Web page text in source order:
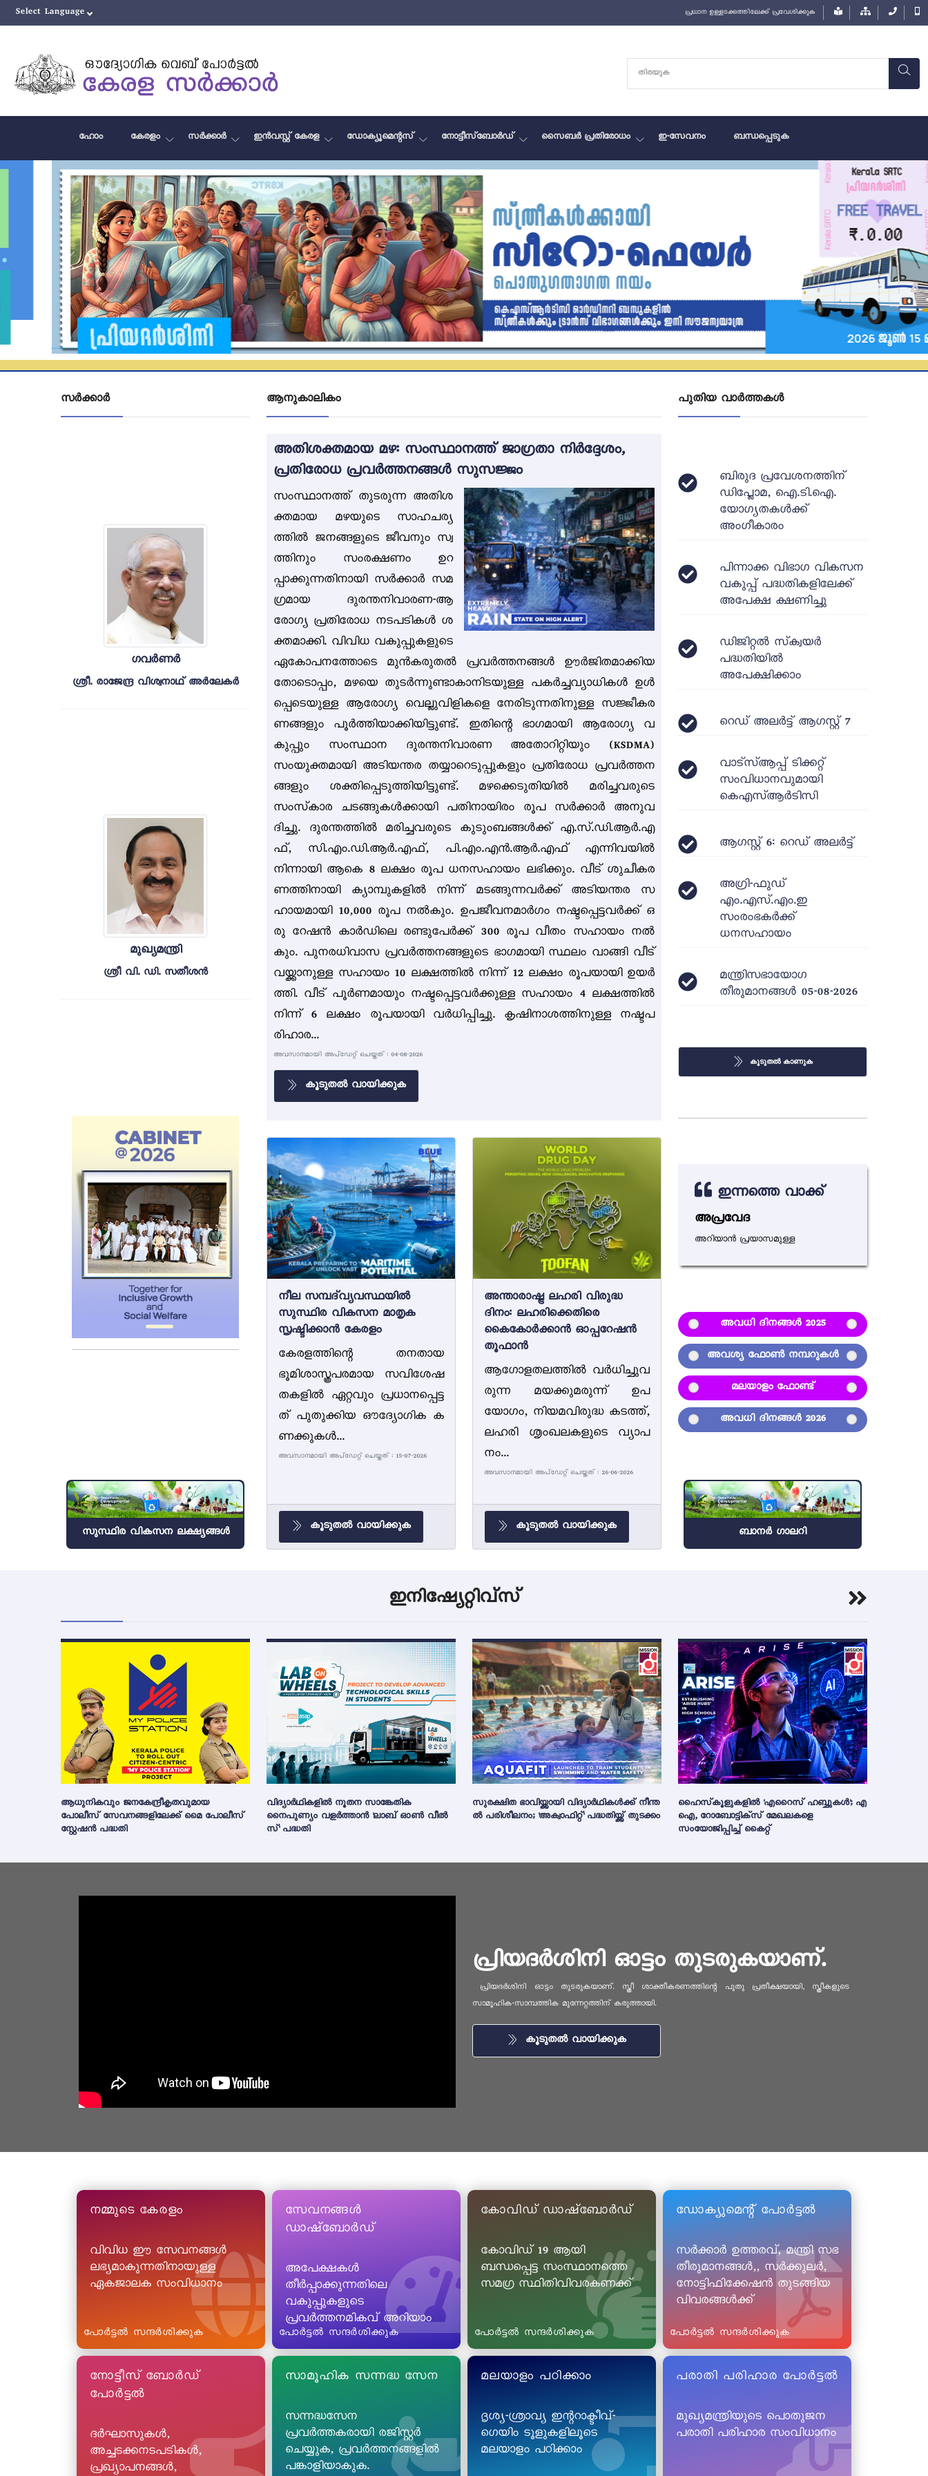
പ്രധാന ഉള്ളടക്കത്തിലേക്ക് പ്രവേശിക്കുക
ഹോം കേരളം സർക്കാർ ഇൻവസ്റ്റ് കേരള ഡോക്യൂമെന്റസ് നോട്ടീസ്‌ബോർഡ് സൈബർ പ്രതിരോധം ഇ-സേവനം ബന്ധപ്പെടുക
Previous Next
സർക്കാർ
ഗവർണർ
ശ്രീ. രാജേന്ദ്ര വിശ്വനാഥ് അർലേകർ
മുഖ്യമന്ത്രി
ശ്രീ വി. ഡി. സതീശൻ
സുസ്ഥിര വികസന ലക്ഷ്യങ്ങൾ
ആനുകാലികം
അതിശക്തമായ മഴ: സംസ്ഥാനത്ത് ജാഗ്രതാ നിർദ്ദേശം,
പ്രതിരോധ പ്രവർത്തനങ്ങൾ സുസജ്ജം
സംസ്ഥാനത്ത് തുടരുന്ന അതിശ
ക്തമായ മഴയുടെ സാഹചര്യ
ത്തിൽ ജനങ്ങളുടെ ജീവനും സ്വ
ത്തിനും സംരക്ഷണം ഉറ
പ്പാക്കുന്നതിനായി സർക്കാർ സമ
ഗ്രമായ ദുരന്തനിവാരണ-ആ
രോഗ്യ പ്രതിരോധ നടപടികൾ ശ
ക്തമാക്കി. വിവിധ വകുപ്പുകളുടെ
ഏകോപനത്തോടെ മുൻകരുതൽ പ്രവർത്തനങ്ങൾ ഊർജിതമാക്കിയ
തോടൊപ്പം, മഴയെ തുടർന്നുണ്ടാകാനിടയുള്ള പകർച്ചവ്യാധികൾ ഉൾ
പ്പെടെയുള്ള ആരോഗ്യ വെല്ലുവിളികളെ നേരിടുന്നതിനുള്ള സജ്ജീകര
ണങ്ങളും പൂർത്തിയാക്കിയിട്ടുണ്ട്. ഇതിന്റെ ഭാഗമായി ആരോഗ്യ വ
കുപ്പും സംസ്ഥാന ദുരന്തനിവാരണ അതോറിറ്റിയും (KSDMA)
സംയുക്തമായി അടിയന്തര തയ്യാറെടുപ്പുകളും പ്രതിരോധ പ്രവർത്തന
ങ്ങളും ശക്തിപ്പെടുത്തിയിട്ടുണ്ട്. മഴക്കെടുതിയിൽ മരിച്ചവരുടെ
സംസ്‌കാര ചടങ്ങുകൾക്കായി പതിനായിരം രൂപ സർക്കാർ അനുവ
ദിച്ചു. ദുരന്തത്തിൽ മരിച്ചവരുടെ കുടുംബങ്ങൾക്ക് എ.സ്.ഡി.ആർ.എ
ഫ്, സി.എം.ഡി.ആർ.എഫ്, പി.എം.എൻ.ആർ.എഫ് എന്നിവയിൽ
നിന്നായി ആകെ 8 ലക്ഷം രൂപ ധനസഹായം ലഭിക്കും. വീട് ശുചീകര
ണത്തിനായി ക്യാമ്പുകളിൽ നിന്ന് മടങ്ങുന്നവർക്ക് അടിയന്തര സ
ഹായമായി 10,000 രൂപ നൽകും. ഉപജീവനമാർഗം നഷ്ടപ്പെട്ടവർക്ക് ഒ
രു റേഷൻ കാർഡിലെ രണ്ടുപേർക്ക് 300 രൂപ വീതം സഹായം നൽ
കും. പുനരധിവാസ പ്രവർത്തനങ്ങളുടെ ഭാഗമായി സ്ഥലം വാങ്ങി വീട്
വയ്ക്കാനുള്ള സഹായം 10 ലക്ഷത്തിൽ നിന്ന് 12 ലക്ഷം രൂപയായി ഉയർ
ത്തി. വീട് പൂർണമായും നഷ്ടപ്പെട്ടവർക്കുള്ള സഹായം 4 ലക്ഷത്തിൽ
നിന്ന് 6 ലക്ഷം രൂപയായി വർധിപ്പിച്ചു. കൃഷിനാശത്തിനുള്ള നഷ്ടപ
രിഹാര...
അവസാനമായി അപ്ഡേറ്റ് ചെയ്തത് : 04-08-2026
കൂടുതൽ വായിക്കുക
നീല സമ്പദ്‌വ്യവസ്ഥയിൽ
സുസ്ഥിര വികസന മാതൃക
സൃഷ്ടിക്കാൻ കേരളം
കേരളത്തിന്റെ തനതായ
ഭൂമിശാസ്ത്രപരമായ സവിശേഷ
തകളിൽ ഏറ്റവും പ്രധാനപ്പെട്ട
ത് പുതുക്കിയ ഔദ്യോഗിക ക
ണക്കുകൾ...
അവസാനമായി അപ്ഡേറ്റ് ചെയ്തത് : 15-07-2026
കൂടുതൽ വായിക്കുക
അന്താരാഷ്ട്ര ലഹരി വിരുദ്ധ
ദിനം: ലഹരിക്കെതിരെ
കൈകോർക്കാൻ ഓപ്പറേഷൻ
തൂഫാൻ
ആഗോളതലത്തിൽ വർധിച്ചുവ
രുന്ന മയക്കുമരുന്ന് ഉപ
യോഗം, നിയമവിരുദ്ധ കടത്ത്,
ലഹരി ശൃംഖലകളുടെ വ്യാപ
നം...
അവസാനമായി അപ്ഡേറ്റ് ചെയ്തത് : 26-06-2026
കൂടുതൽ വായിക്കുക
പുതിയ വാർത്തകൾ
ബിരുദ പ്രവേശനത്തിന്
ഡിപ്ലോമ, ഐ.ടി.ഐ.
യോഗ്യതകൾക്ക്
അംഗീകാരം
പിന്നാക്ക വിഭാഗ വികസന
വകുപ്പ് പദ്ധതികളിലേക്ക്
അപേക്ഷ ക്ഷണിച്ചു
ഡിജിറ്റൽ സ്‌ക്വയർ
പദ്ധതിയിൽ
അപേക്ഷിക്കാം
റെഡ് അലർട്ട് ആഗസ്റ്റ് 7
വാട്‌സ്ആപ്പ് ടിക്കറ്റ്
സംവിധാനവുമായി
കെഎസ്ആർടിസി
ആഗസ്റ്റ് 6: റെഡ് അലർട്ട്
അഗ്രി-ഫുഡ്
എം.എസ്.എം.ഇ
സംരംഭകർക്ക്
ധനസഹായം
മന്ത്രിസഭായോഗ
തീരുമാനങ്ങൾ 05-08-2026
കൂടുതൽ കാണുക
ഇന്നത്തെ വാക്ക്
അപ്രവേദ
അറിയാന്‍ പ്രയാസമുള്ള
അവധി ദിനങ്ങൾ 2025
അവശ്യ ഫോൺ നമ്പറുകൾ
മലയാളം ഫോണ്ട്
അവധി ദിനങ്ങൾ 2026
ബാനർ ഗാലറി
ഇനിഷ്യേറ്റിവ്സ്
ആധുനികവും ജനകേന്ദ്രീകൃതവുമായ
പോലീസ് സേവനങ്ങളിലേക്ക് മൈ പോലീസ്
സ്റ്റേഷൻ പദ്ധതി
വിദ്യാർഥികളിൽ നൂതന സാങ്കേതിക
നൈപുണ്യം വളർത്താൻ 'ലാബ് ഓൺ വീൽ
സ്' പദ്ധതി
സുരക്ഷിത ഭാവിയ്ക്കായി വിദ്യാർഥികൾക്ക് നീന്ത
ൽ പരിശീലനം; 'അക്വാഫിറ്റ്' പദ്ധതിയ്ക്ക് തുടക്കം
ഹൈസ്‌കൂളുകളിൽ 'എറൈസ് ഹബ്ബുകൾ'; എ
ഐ, റോബോട്ടിക്സ് മേഖലകളെ
സംയോജിപ്പിച്ച് കൈറ്റ്
പ്രിയദർശിനി ഓട്ടം തുടരുകയാണ്.
പ്രിയദർശിനി ഓട്ടം തുടരുകയാണ്. സ്ത്രീ ശാക്തീകരണത്തിന്റെ പുതു പ്രതീക്ഷയായി, സ്ത്രീകളുടെ
സാമൂഹിക-സാമ്പത്തിക മുന്നേറ്റത്തിന് കരുത്തായി.
കൂടുതൽ വായിക്കുക
നമ്മുടെ കേരളം
വിവിധ ഈ സേവനങ്ങൾ
ലഭ്യമാകുന്നതിനായുള്ള
ഏകജാലക സംവിധാനം
പോർട്ടൽ സന്ദർശിക്കുക
സേവനങ്ങൾ
ഡാഷ്ബോർഡ്
അപേക്ഷകൾ
തീർപ്പാക്കുന്നതിലെ
വകുപ്പുകളുടെ
പ്രവർത്തനമികവ് അറിയാം
പോർട്ടൽ സന്ദർശിക്കുക
കോവിഡ് ഡാഷ്ബോർഡ്
കോവിഡ് 19 ആയി
ബന്ധപ്പെട്ട സംസ്ഥാനത്തെ
സമഗ്ര സ്ഥിതിവിവരകണക്ക്
പോർട്ടൽ സന്ദർശിക്കുക
ഡോക്യുമെന്റ് പോർട്ടൽ
സർക്കാർ ഉത്തരവ്, മന്ത്രി സഭ
തീരുമാനങ്ങൾ,, സർക്കുലർ,
നോട്ടിഫിക്കേഷൻ തുടങ്ങിയ
വിവരങ്ങൾക്ക്
പോർട്ടൽ സന്ദർശിക്കുക
നോട്ടീസ് ബോർഡ്
പോർട്ടൽ
ദർഘാസുകൾ,
അച്ചടക്കനടപടികൾ,
പ്രഖ്യാപനങ്ങൾ,
സാമൂഹിക സന്നദ്ധ സേന
സന്നദ്ധസേന
പ്രവർത്തകരായി രജിസ്റ്റർ
ചെയ്യുക, പ്രവർത്തനങ്ങളിൽ
പങ്കാളിയാകുക.
മലയാളം പഠിക്കാം
ദൃശ്യ-ശ്രാവ്യ ഇന്ററാക്ടീവ്-
ഗെയിം ടൂളുകളിലൂടെ
മലയാളം പഠിക്കാം
പരാതി പരിഹാര പോർട്ടൽ
മുഖ്യമന്ത്രിയുടെ പൊതുജന
പരാതി പരിഹാര സംവിധാനം